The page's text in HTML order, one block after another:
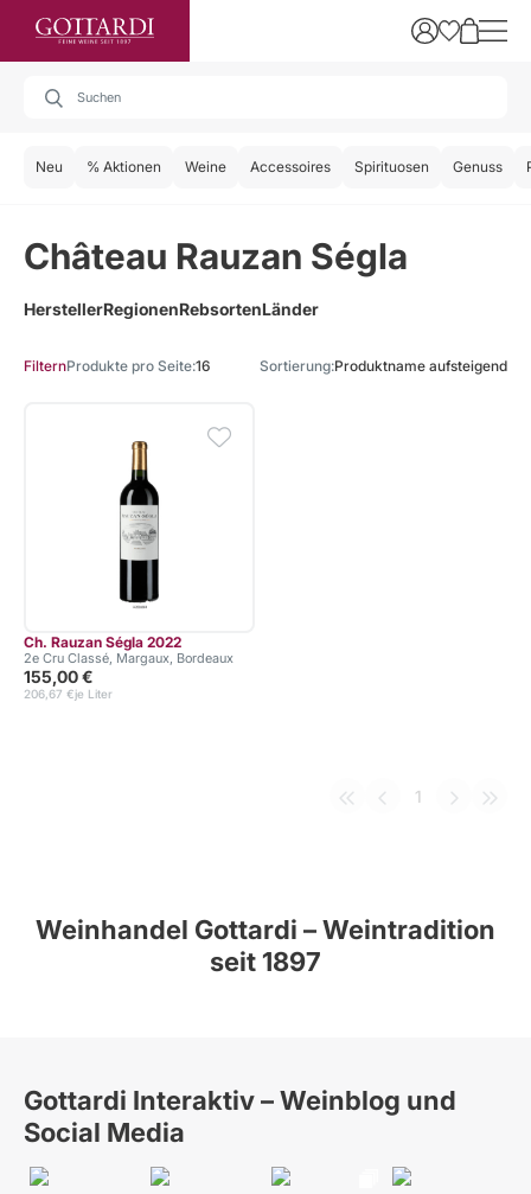
Neu % Aktionen Weine Accessoires Spirituosen Genuss
Château Rauzan Ségla
HerstellerRegionenRebsortenLänder
FilternProdukte pro Seite 16 Sortierung Produktname aufsteigend
Ch. Rauzan Ségla 2022
2e Cru Classé, Margaux, Bordeaux
155,00 €
je Liter
206,67 €
1
Weinhandel Gottardi – Weintradition
seit 1897
Gottardi Interaktiv – Weinblog und
Social Media